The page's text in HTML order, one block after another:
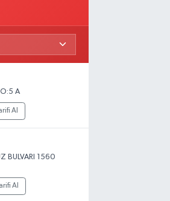
A
Al
BULVARI 1560
Al